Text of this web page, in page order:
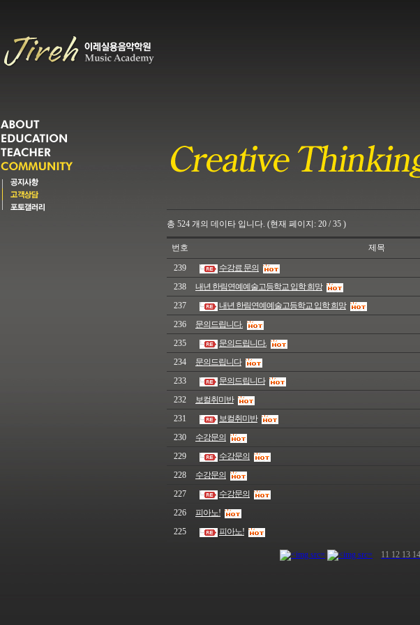
총 524 개의 데이타 입니다. (현재 페이지: 20 / 35 )
번호 제목
239 수강료 문의
238
내년 한림연예예술고등학교 입학 희망
237
내년 한림연예예술고등학교 입학 희망
236
문의드립니다.
235
문의드립니다.
234
문의드립니다
233
문의드립니다
232
보컬취미반
231
보컬취미반
230
수강문의
229
수강문의
228
수강문의
227
수강문의
226
피아노!
225
피아노!
11 12 13 14